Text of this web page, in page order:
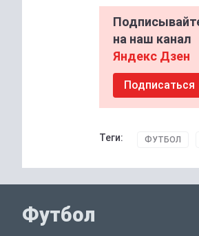
на наш канал
Яндекс Дзен
Подписаться
Теги: ФУТБОЛ
Футбол